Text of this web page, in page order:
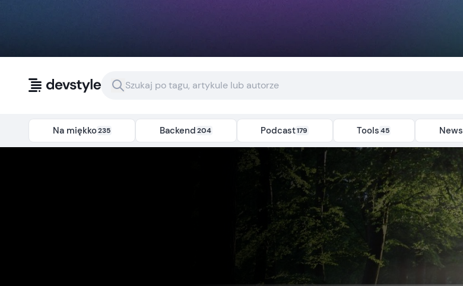
Na miękko235 Backend204 Podcast179 Tools 45 News